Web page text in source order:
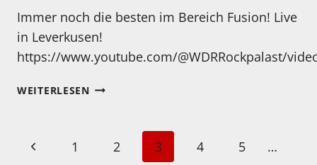
Immer noch die besten im Bereich Fusion! Live
in Leverkusen!
https://www.youtube.com/@WDRRockpalast/
WEITERLESENMONTAG:
WOCHE
Seitennavigation
Vorherige
1 2 3 4 5
…